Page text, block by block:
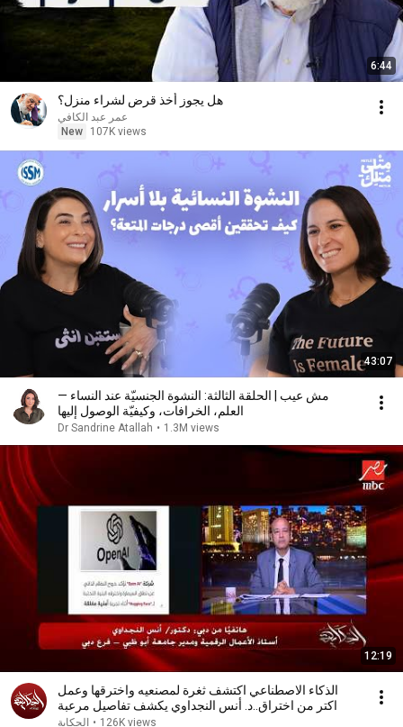
6:44
هل يجوز أخذ قرض لشراء منزل؟
عمر عبد الكافي
New
107K views
43:07
مش عيب | الحلقة الثالثة: النشوة الجنسيّة عند النساء —
العلم، الخرافات، وكيفيّة الوصول إليها
Dr Sandrine Atallah • 1.3M views
12:19
الذكاء الاصطناعي اكتشف ثغرة لمصنعيه واخترقها وعمل
اكتر من اختراق..د. أنس النجداوي يكشف تفاصيل مرعبة
الحكاية • 126K views